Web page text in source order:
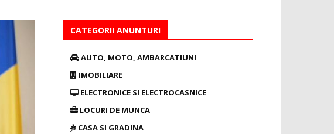
CATEGORII ANUNTURI
AUTO, MOTO, AMBARCATIUNI
IMOBILIARE
ELECTRONICE SI ELECTROCASNICE
LOCURI DE MUNCA
CASA SI GRADINA